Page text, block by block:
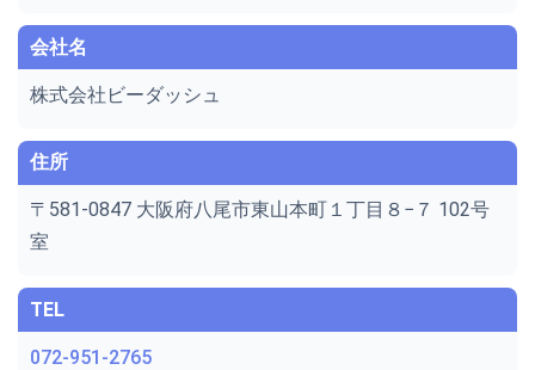
会社名
株式会社ビーダッシュ
住所
〒581-0847 大阪府八尾市東山本町１丁目８−７ 102号
室
TEL
072-951-2765